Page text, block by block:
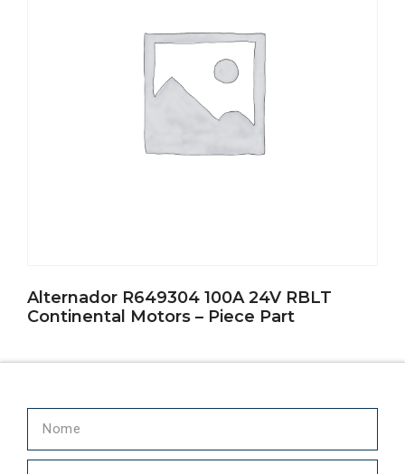
Alternador R649304 100A 24V RBLT
Continental Motors – Piece Part